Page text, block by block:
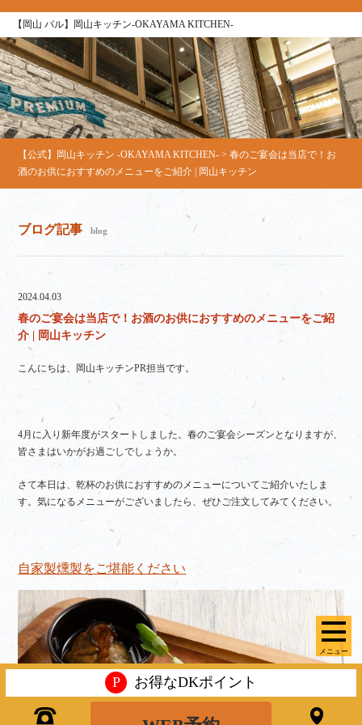
【岡山 バル】岡山キッチン‐OKAYAMA KITCHEN‐
メニュー
【公式】岡山キッチン ‐OKAYAMA KITCHEN‐ >春のご宴会は当店で！お
酒のお供におすすめのメニューをご紹介 | 岡山キッチン
ブログ記事 blog
2024.04.03
春のご宴会は当店で！お酒のお供におすすめのメニューをご紹
介 | 岡山キッチン
こんにちは、岡山キッチンPR担当です。
4月に入り新年度がスタートしました。春のご宴会シーズンとなりますが、
皆さまはいかがお過ごしでしょうか。
さて本日は、乾杯のお供におすすめのメニューについてご紹介いたしま
す。気になるメニューがございましたら、ぜひご注文してみてください。
自家製燻製をご堪能ください
P お得なDKポイント